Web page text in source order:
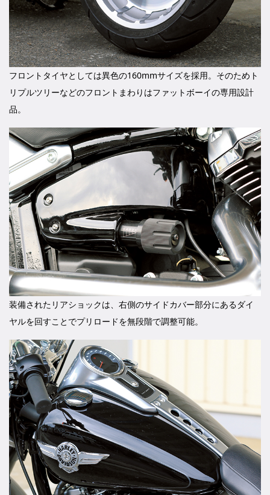
フロントタイヤとしては異色の160mmサイズを採用。そのためト
リプルツリーなどのフロントまわりはファットボーイの専用設計
品。
装備されたリアショックは、右側のサイドカバー部分にあるダイ
ヤルを回すことでプリロードを無段階で調整可能。